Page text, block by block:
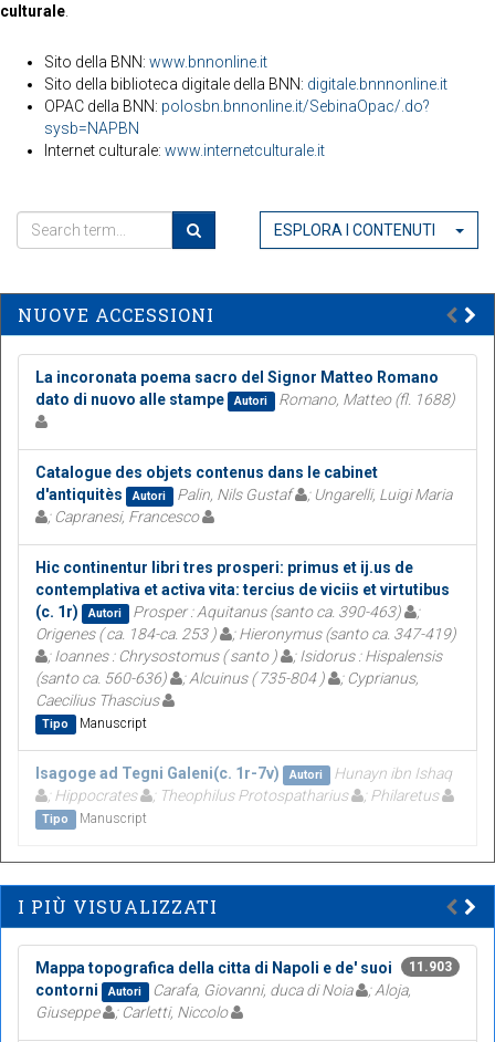
culturale
Sito della BNN: www.bnnonline.it
Sito della biblioteca digitale della BNN: digitale.bnnnonline.it
OPAC della BNN: polosbn.bnnonline.it/SebinaOpac/.do?
sysb=NAPBN
Internet culturale: www.internetculturale.it
ESPLORA I CONTENUTI
NUOVE ACCESSIONI
La incoronata poema sacro del Signor Matteo Romano
dato di nuovo alle stampe
Autori Romano, Matteo (fl. 1688)
Catalogue des objets contenus dans le cabinet
d'antiquitès
Autori Palin, Nils Gustaf
; Ungarelli, Luigi Maria
; Capranesi, Francesco
Hic continentur libri tres prosperi: primus et ij.us de
contemplativa et activa vita: tercius de viciis et virtutibus
(c. 1r)
Autori Prosper : Aquitanus (santo ca. 390-463)
;
Origenes ( ca. 184-ca. 253 )
; Hieronymus (santo ca. 347-419)
; Ioannes : Chrysostomus ( santo )
; Isidorus : Hispalensis
(santo ca. 560-636)
; Alcuinus ( 735-804 )
; Cyprianus,
Caecilius Thascius
Tipo Manuscript
Isagoge ad Tegni Galeni(c. 1r-7v) Autori
Hunayn ibn Ishaq
; Hippocrates
; Theophilus Protospatharius ; Philaretus
Tipo Manuscript
I PIÙ VISUALIZZATI
11.903
Mappa topografica della citta di Napoli e de' suoi
contorni
Autori Carafa, Giovanni, duca di Noia
; Aloja,
Giuseppe
; Carletti, Niccolo